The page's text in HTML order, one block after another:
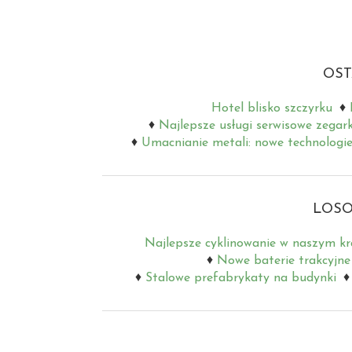
Hotel blisko szczyrku
Najlepsze usługi serwisowe
Umacnianie metali: nowe
Najlepsze cyklinowanie w naszym
Nowe baterie trakcyjne
Stalowe prefabrykaty na budynki